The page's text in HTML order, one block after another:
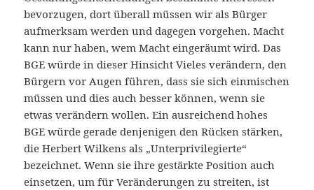
bevorzugen, dort überall müssen wir als Bürger
aufmerksam werden und dagegen vorgehen. Macht
kann nur haben, wem Macht eingeräumt wird. Das
BGE würde in dieser Hinsicht Vieles verändern, den
Bürgern vor Augen führen, dass sie sich einmischen
müssen und dies auch besser können, wenn sie
etwas verändern wollen. Ein ausreichend hohes
BGE würde gerade denjenigen den Rücken stärken,
die Herbert Wilkens als „Unterprivilegierte“
bezeichnet. Wenn sie ihre gestärkte Position auch
einsetzen, um für Veränderungen zu streiten, ist